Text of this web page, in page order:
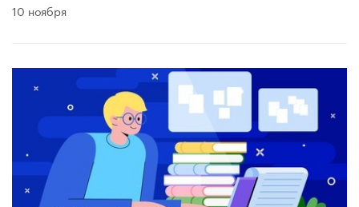
10 ноября